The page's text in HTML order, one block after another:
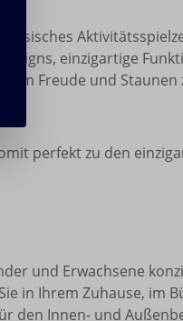
einzigartige
Freude und Staunen
perfekt zu den
und Erwachsene
in Ihrem Zuhause, im
den Innen- und